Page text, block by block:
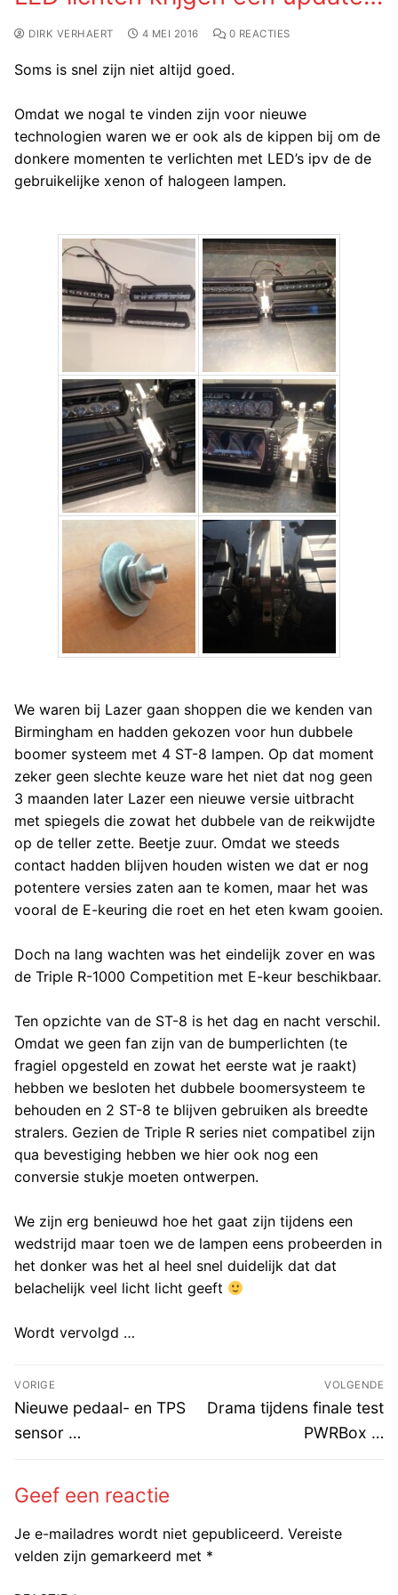
DIRK VERHAERT 4 MEI 2016 0 REACTIES
Soms is snel zijn niet altijd goed.
Omdat we nogal te vinden zijn voor nieuwe
technologien waren we er ook als de kippen bij om de
donkere momenten te verlichten met LED’s ipv de de
gebruikelijke xenon of halogeen lampen.
We waren bij Lazer gaan shoppen die we kenden van
Birmingham en hadden gekozen voor hun dubbele
boomer systeem met 4 ST-8 lampen. Op dat moment
zeker geen slechte keuze ware het niet dat nog geen
3 maanden later Lazer een nieuwe versie uitbracht
met spiegels die zowat het dubbele van de reikwijdte
op de teller zette. Beetje zuur. Omdat we steeds
contact hadden blijven houden wisten we dat er nog
potentere versies zaten aan te komen, maar het was
vooral de E-keuring die roet en het eten kwam gooien.
Doch na lang wachten was het eindelijk zover en was
de Triple R-1000 Competition met E-keur beschikbaar.
Ten opzichte van de ST-8 is het dag en nacht verschil.
Omdat we geen fan zijn van de bumperlichten (te
fragiel opgesteld en zowat het eerste wat je raakt)
hebben we besloten het dubbele boomersysteem te
behouden en 2 ST-8 te blijven gebruiken als breedte
stralers. Gezien de Triple R series niet compatibel zijn
qua bevestiging hebben we hier ook nog een
conversie stukje moeten ontwerpen.
We zijn erg benieuwd hoe het gaat zijn tijdens een
wedstrijd maar toen we de lampen eens probeerden in
het donker was het al heel snel duidelijk dat dat
belachelijk veel licht licht geeft
Wordt vervolgd …
Bericht
navigatie
VORIGE
Vorig
bericht:
Nieuwe pedaal- en TPS
sensor …
VOLGENDE
Volgend
Drama tijdens finale test
PWRBox …
Geef een reactie
Je e-mailadres wordt niet gepubliceerd. Vereiste
velden zijn gemarkeerd met *